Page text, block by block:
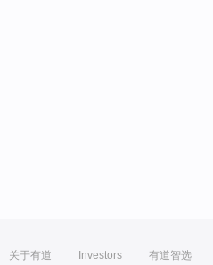
关于有道 Investors 有道智选